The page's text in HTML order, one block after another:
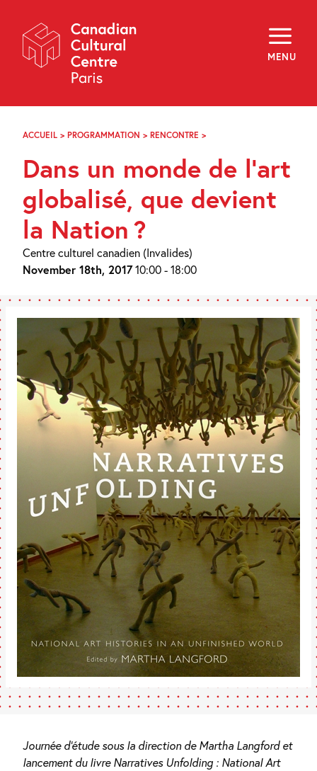
Navigation
MENU
About
Programming
Off-Site
Explore
Archives
f i
EN
ACCUEIL > PROGRAMMATION > RENCONTRE >
MONDE
DE
GLOBALISÉ,
QUE
Dans un monde de l‘art
globalisé, que devient
la Nation ?
Centre culturel canadien (Invalides)
November 18th, 201710:00 - 18:00
Journée d’étude sous la direction de Martha Langford et
lancement du livre Narratives Unfolding : National Art